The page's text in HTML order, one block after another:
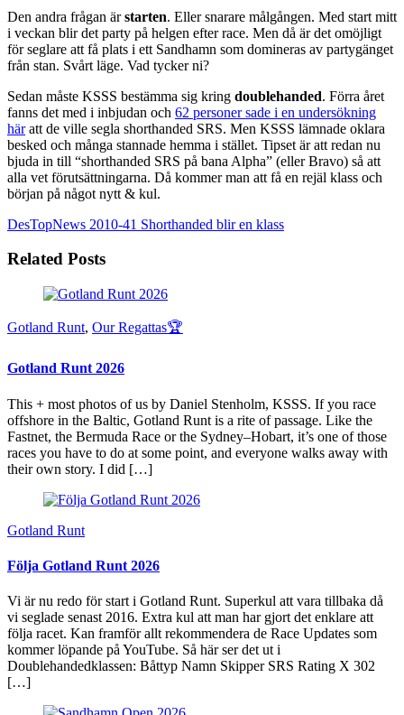
Den andra frågan ärstarten. Eller snarare målgången. Med start mitt
i veckan blir det party på helgen efter race. Men då är det omöjligt
för seglare att få plats i ett Sandhamn som domineras av partygänget
från stan. Svårt läge. Vad tycker ni?
Sedan måste KSSS bestämma sig kring doublehanded. Förra året
fanns det med i inbjudan och 62 personer sade i en undersökning
häratt de ville segla shorthanded SRS. Men KSSS lämnade oklara
besked och många stannade hemma i stället. Tipset är att redan nu
bjuda in till “shorthanded SRS på bana Alpha” (eller Bravo) så att
alla vet förutsättningarna. Då kommer man att få en rejäl klass och
början på något nytt & kul.
DesTopNews 2010-41 Shorthanded blir en klass
Related Posts
Gotland Runt, Our Regattas🏆
Gotland Runt 2026
This + most photos of us by Daniel Stenholm, KSSS. If you race
offshore in the Baltic, Gotland Runt is a rite of passage. Like the
Fastnet, the Bermuda Race or the Sydney–Hobart, it’s one of those
races you have to do at some point, and everyone walks away with
their own story. I did […]
Gotland Runt
Följa Gotland Runt 2026
Vi är nu redo för start i Gotland Runt. Superkul att vara tillbaka då
vi seglade senast 2016. Extra kul att man har gjort det enklare att
följa racet. Kan framför allt rekommendera de Race Updates som
kommer löpande på YouTube. Så här ser det ut i
Doublehandedklassen: Båttyp Namn Skipper SRS Rating X 302
[…]